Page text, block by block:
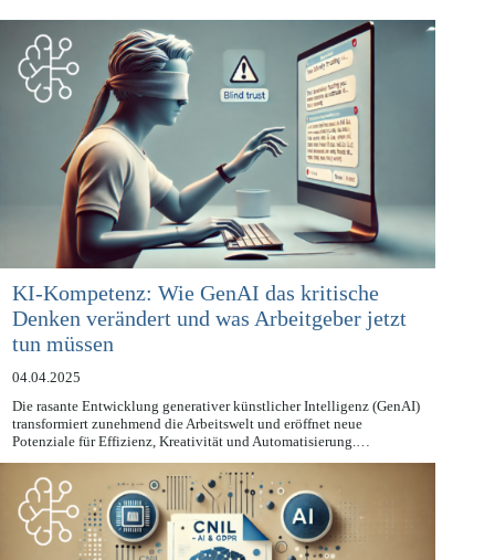
KI-News
KI-Kompetenz: Wie GenAI das kritische
Denken verändert und was Arbeitgeber jetzt
tun müssen
04.04.2025
Die rasante Entwicklung generativer künstlicher Intelligenz (GenAI)
transformiert zunehmend die Arbeitswelt und eröffnet neue
Potenziale für Effizienz, Kreativität und Automatisierung.…